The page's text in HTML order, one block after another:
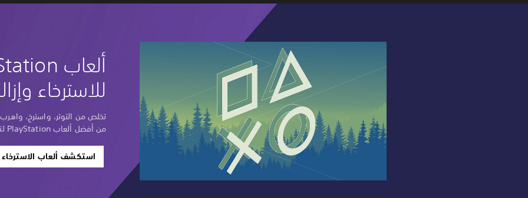
للاسترخاء
تخلص من التوتر، واسترخِ،
من أفضل ألعاب PlayStation لتهدئة عقلك وجسدك.
استكشف ألعاب الاسترخاء